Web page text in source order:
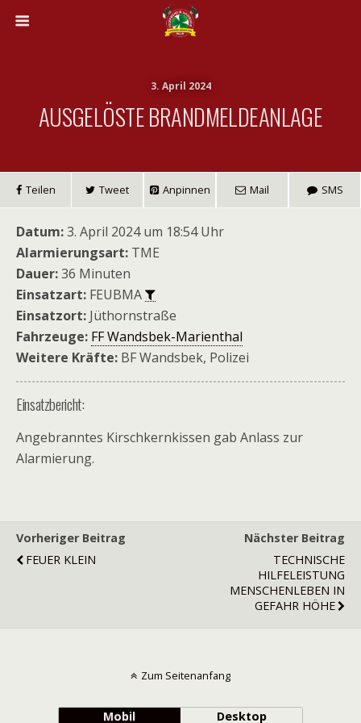
3. April 2024
AUSGELÖSTE BRANDMELDEANLAGE
Teilen Tweet Anpinnen Mail SMS
Datum:3. April 2024 um 18:54 Uhr
Alarmierungsart: TME
Dauer:36 Minuten
Einsatzart: FEUBMA
Einsatzort: Jüthornstraße
Fahrzeuge: FF Wandsbek-Marienthal
Weitere Kräfte: BF Wandsbek, Polizei
Einsatzbericht:
Angebranntes Kirschkernkissen gab Anlass zur
Alarmierung.
Vorheriger Beitrag
FEUER KLEIN
Nächster Beitrag
TECHNISCHE
HILFELEISTUNG
MENSCHENLEBEN IN
GEFAHR HÖHE
Zum Seitenanfang
Mobil Desktop